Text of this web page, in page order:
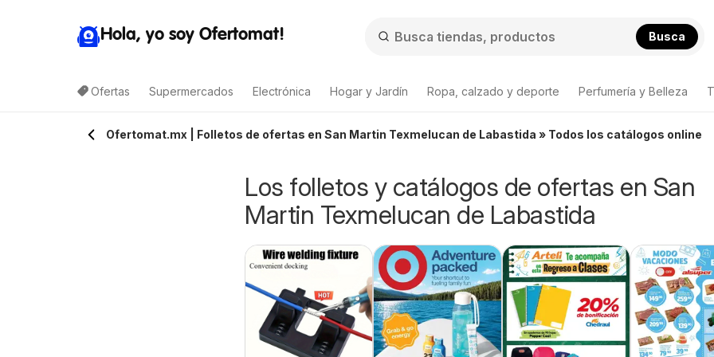
Hola, yo soy Ofertomat! Busca
Ofertas Supermercados Electrónica Hogar y Jardín Ropa, calzado y deporte Perfumería y Belleza
Ofertomat.mx | Folletos de ofertas en San Martin Texmelucan de Labastida » Todos los catálogos online
Los folletos y catálogos de ofertas en San
Martin Texmelucan de Labastida